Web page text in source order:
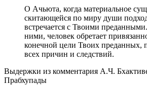
О Ачьюта, когда материальное
скитающейся по миру души
встречается с Твоими
ними, человек обретает
конечной цели Твоих преданных,
всех причин и следствий.
Выдержки из комментария А.Ч.
Прабхупады